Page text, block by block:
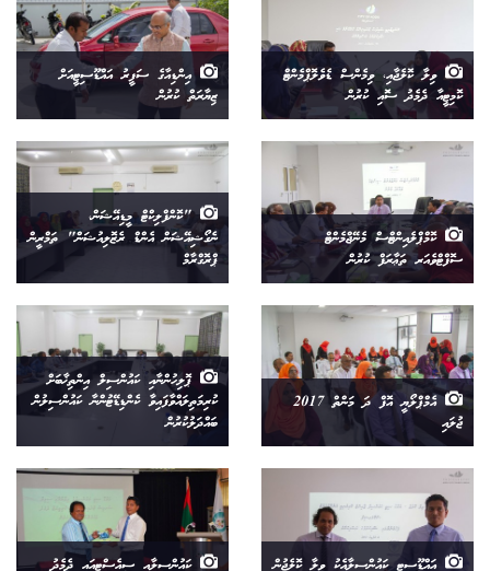
ވިލާ ކޮލެޖާއި، ވިމެންސް ޑެވެލޮޕްމެންޓް
ކޮމިޓީއާ ދެމެދު ސޮައި ކުރުން
އިންޑިއާގެ ސަފީރު އައްޑޫސިޓީއަށް
ޒިޔާރަތް ކުރުން
ކޮމްޕްލެއިންޓްސް މެނޭޖްމެންޓް
ސޮފްޓްވެއަރ ތަޢާރަފް ކުރުން
"ކޮންފްލިކްޓް މީޑިއޭޝަން،
ނެގޯޝިއޭޝަން އެންޑް ރެޒޮލިއުޝަން" ތަމްރީން
ޕްރޮގްރާމް
އެމްޕްލޯޔީ އޮފް ދަ މަންތް 2017
ޖުލައި
ޕޮލިހުންނާއި ކައުންސިލް އިންތިޚާބަށް
ކުރިމަތިލައްވާފައިވާ ކެންޑިޑޭޓުންނާ ކައުންސިލުން
ބައްދަލުކުރުން
އައްޑޫސިޓީ ކައުންސިލާއެކު ވިލާ ކޮލެޖުން ކައުންސިލާއި ސީއެސްޓީއައި ދެމެދު